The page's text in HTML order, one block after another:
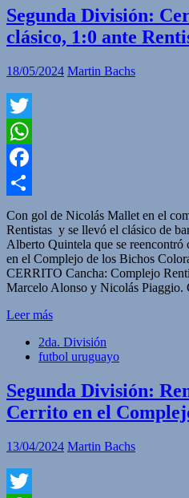
Segunda División:
clásico, 1:0 ante
18/05/2024 Martin Bachs
Twitter
WhatsApp
Facebook
Compartir
Con gol de Nicolás Mallet en el
Rentistas y se llevó el clásico de
Alberto Quintela que se
en el Complejo de los Bichos
CERRITO Cancha: Complejo
Marcelo Alonso y Nicolás Piaggio.
Leer más
2da. División
futbol uruguayo
Segunda División:
Cerrito en el
13/04/2024 Martin Bachs